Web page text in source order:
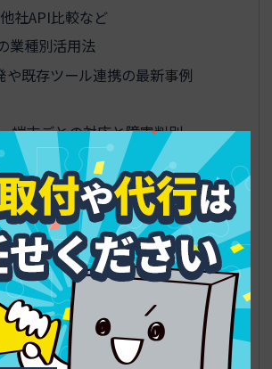
社API比較など
業種別活用法
既存ツール連携の最新事例
端末ごとの対応と障害判別
実例と対処法
今後の改良ポイント
加の上限、履歴の管理
の回避方法
査定、配送計画の具体例
連携などの動向